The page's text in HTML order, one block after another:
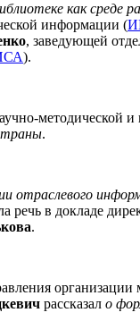
как среде
информации (
, заведующей
).
методической
.
отраслевого
речь в докладе
.
организации
рассказал о